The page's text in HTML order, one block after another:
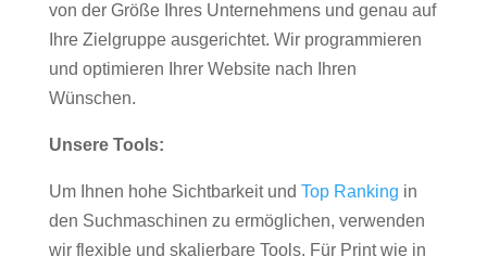
von der Größe Ihres Unternehmens und genau auf
Ihre Zielgruppe ausgerichtet. Wir programmieren
und optimieren Ihrer Website nach Ihren
Wünschen.
Unsere Tools:
Um Ihnen hohe Sichtbarkeit und Top Ranking in
den Suchmaschinen zu ermöglichen, verwenden
wir flexible und skalierbare Tools. Für Print wie in